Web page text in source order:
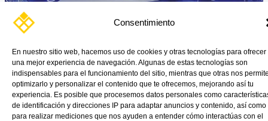
Consentimiento
En nuestro sitio web, hacemos uso de cookies y otras tecnologías para ofrecer
una mejor experiencia de navegación. Algunas de estas tecnologías son
indispensables para el funcionamiento del sitio, mientras que otras nos
optimizarlo y personalizar el contenido que te ofrecemos, mejorando así tu
experiencia. Es posible que procesemos datos personales como
de identificación y direcciones IP para adaptar anuncios y contenido, así como
para realizar mediciones que nos ayuden a entender cómo interactúas con el
Policarbonato antiestático: protección, visibilidad y seguridad en
estática puede poner […]
Read More »